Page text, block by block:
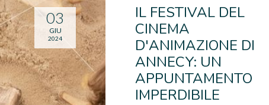
03
GIU
2024
IL FESTIVAL DEL
CINEMA
D'ANIMAZIONE DI
ANNECY: UN
APPUNTAMENTO
IMPERDIBILE